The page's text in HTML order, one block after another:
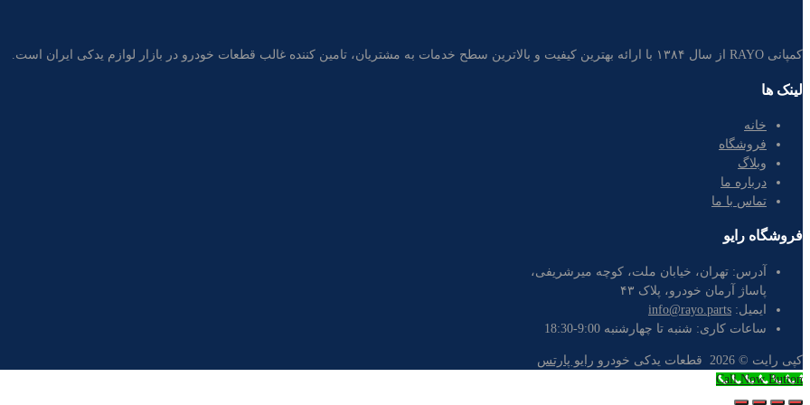
کمپانی RAYO از سال ۱۳۸۴ با ارائه بهترین کیفیت و بالاترین سطح خدمات به مشتریان، تامین کننده غالب قطعات خودرو در بازار لوازم یدکی ایران است.
لینک ها
خانه
فروشگاه
وبلاگ
درباره ما
تماس با ما
فروشگاه رایو
آدرس: تهران، خیابان ملت، کوچه میرشریفی،
پاساژ آرمان خودرو، پلاک ۴۳
ایمیل: info@rayo.parts
ساعات کاری: شنبه تا چهارشنبه 9:00-18:30
کپی رایت © 2026 قطعات یدکی خودرو رایو پارتس
Call Now Button